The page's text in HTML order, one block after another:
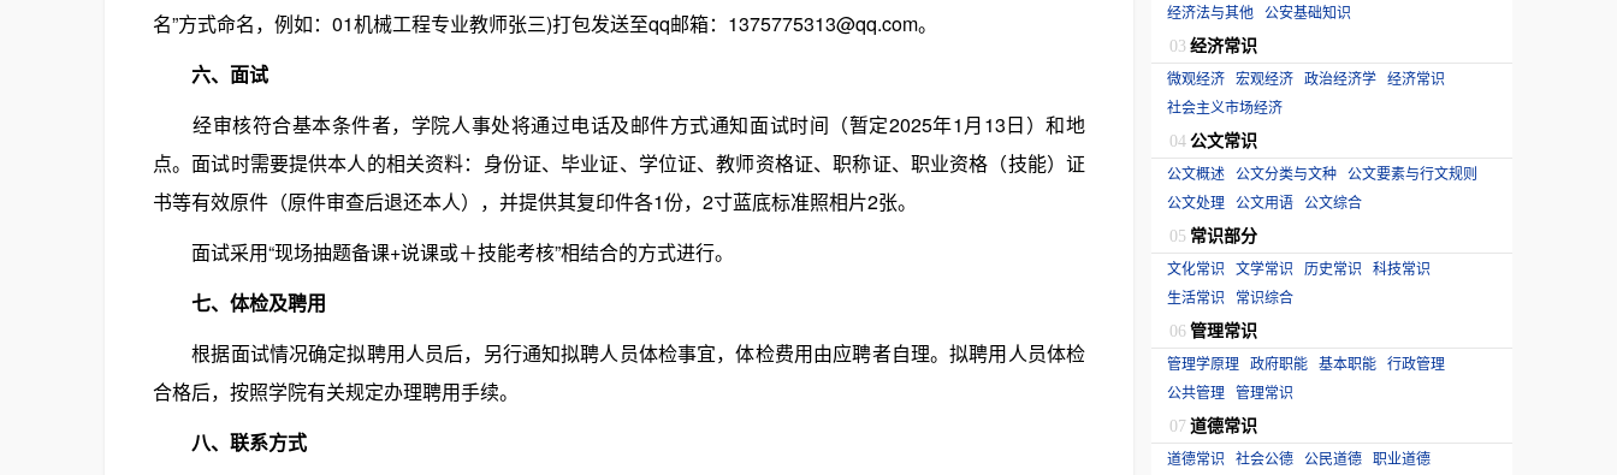
名”方式命名，例如：01机械工程专业教师张三)打包发送至qq邮箱：1375775313@qq.com。
六、面试
经审核符合基本条件者，学院人事处将通过电话及邮件方式通知面试时间（暂定2025年1月13日）和地
点。面试时需要提供本人的相关资料：身份证、毕业证、学位证、教师资格证、职称证、职业资格（技能）证
书等有效原件（原件审查后退还本人），并提供其复印件各1份，2寸蓝底标准照相片2张。
面试采用“现场抽题备课+说课或＋技能考核”相结合的方式进行。
七、体检及聘用
根据面试情况确定拟聘用人员后，另行通知拟聘人员体检事宜，体检费用由应聘者自理。拟聘用人员体检
合格后，按照学院有关规定办理聘用手续。
八、联系方式
经济法与其他 公安基础知识
03 经济常识
微观经济 宏观经济 政治经济学 经济常识
社会主义市场经济
04 公文常识
公文概述 公文分类与文种 公文要素与行文规则
公文处理 公文用语 公文综合
05 常识部分
文化常识 文学常识 历史常识 科技常识
生活常识
常识综合
06 管理常识
管理学原理 政府职能 基本职能 行政管理
公共管理 管理常识
07 道德常识
道德常识 社会公德 公民道德 职业道德